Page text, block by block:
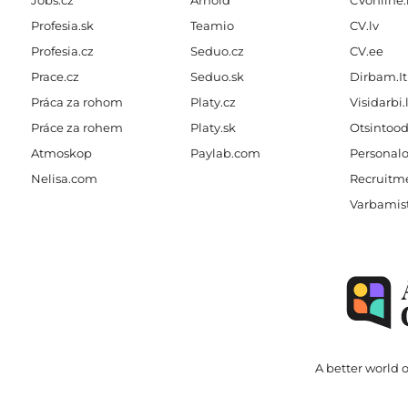
Profesia.sk
Profesia.cz
Prace.cz
Práca za rohom
Práce za rohem
Atmoskop
Nelisa.com
Teamio
Seduo.cz
Seduo.sk
Platy.cz
Platy.sk
Paylab.com
CV.lv
CV.ee
Dirbam.It
A better world